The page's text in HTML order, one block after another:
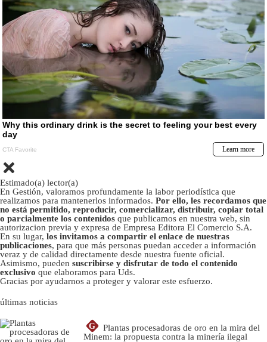
Estimado(a) lector(a)
En Gestión, valoramos profundamente la labor periodística que
realizamos para mantenerlos informados. Por ello, les recordamos que
no está permitido, reproducir, comercializar, distribuir, copiar total
o parcialmente los contenidos que publicamos en nuestra web, sin
autorizacion previa y expresa de Empresa Editora El Comercio S.A.
En su lugar, los invitamos a compartir el enlace de nuestras
publicaciones, para que más personas puedan acceder a información
veraz y de calidad directamente desde nuestra fuente oficial.
Asimismo, pueden suscribirse y disfrutar de todo el contenido
exclusivo que elaboramos para Uds.
Gracias por ayudarnos a proteger y valorar este esfuerzo.
últimas noticias
G
Plantas procesadoras de oro en la mira del
Minem: la propuesta contra la minería ilegal